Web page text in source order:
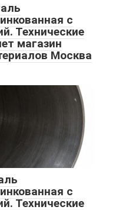
с
Технические
магазин
Москва
с
Технические